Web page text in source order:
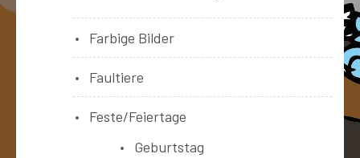
Farbige Bilder
Faultiere
Feste/Feiertage
Geburtstag